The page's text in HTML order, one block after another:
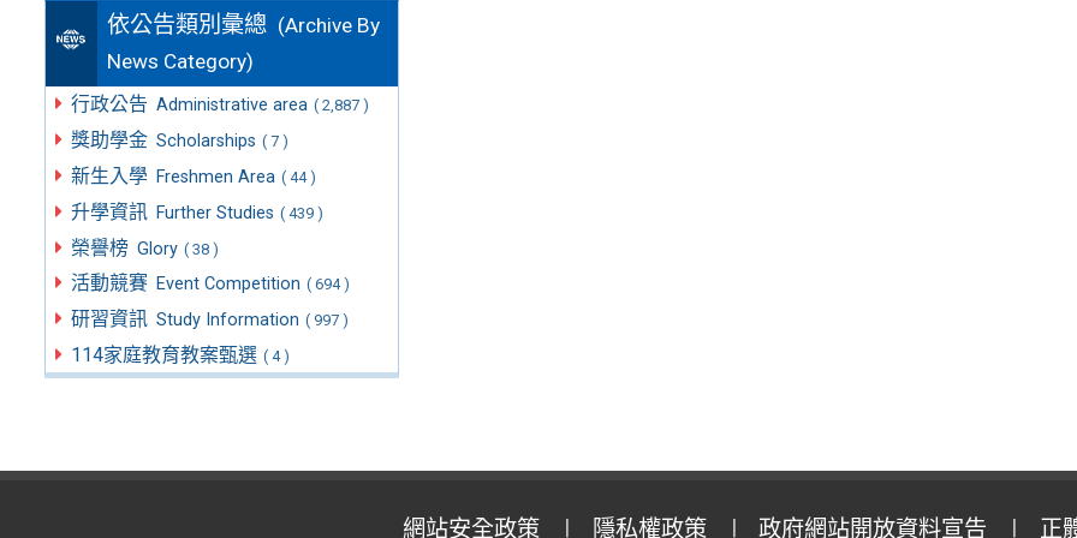
依公告類別彙總 (Archive By
News Category)
行政公告 Administrative area ( 2,887 )
獎助學金 Scholarships ( 7 )
新生入學 Freshmen Area ( 44 )
升學資訊 Further Studies ( 439 )
榮譽榜 Glory ( 38 )
活動競賽 Event Competition ( 694 )
研習資訊 Study Information ( 997 )
114家庭教育教案甄選 ( 4 )
網站安全政策 隱私權政策 政府網站開放資料宣告 正